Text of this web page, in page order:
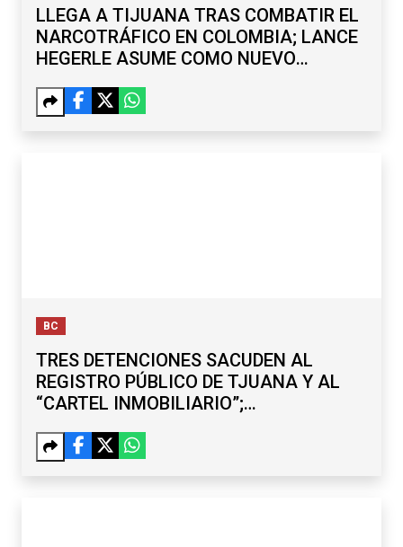
LLEGA A TIJUANA TRAS COMBATIR EL
NARCOTRÁFICO EN COLOMBIA; LANCE
HEGERLE ASUME COMO NUEVO
BC
TRES DETENCIONES SACUDEN AL
REGISTRO PÚBLICO DE TJUANA Y AL
“CARTEL INMOBILIARIO”;
ENTRE LOS CAPTURADOS